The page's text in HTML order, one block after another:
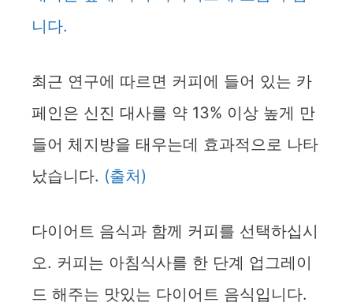
니다.
최근 연구에 따르면 커피에 들어 있는 카
페인은 신진 대사를 약 13% 이상 높게 만
들어 체지방을 태우는데 효과적으로 나타
났습니다. (출처)
다이어트 음식과 함께 커피를 선택하십시
오. 커피는 아침식사를 한 단계 업그레이
드 해주는 맛있는 다이어트 음식입니다.